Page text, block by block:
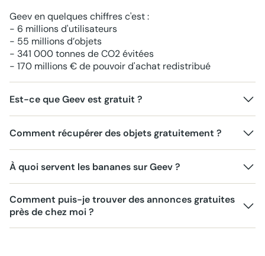
Geev en quelques chiffres c'est :
- 6 millions d'utilisateurs
- 55 millions d’objets
- 341 000 tonnes de CO2 évitées
- 170 millions € de pouvoir d'achat redistribué
Est-ce que Geev est gratuit ?
Comment récupérer des objets gratuitement ?
À quoi servent les bananes sur Geev ?
Comment puis-je trouver des annonces gratuites
près de chez moi ?